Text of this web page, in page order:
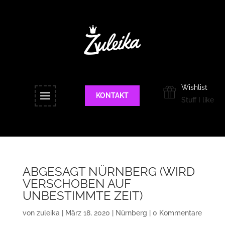
KONTAKT
Wishlist
Stuff I like
ABGESAGT NÜRNBERG (WIRD
VERSCHOBEN AUF
UNBESTIMMTE ZEIT)
von zuleika März 18, 2020 Nürnberg 0 Kommentare